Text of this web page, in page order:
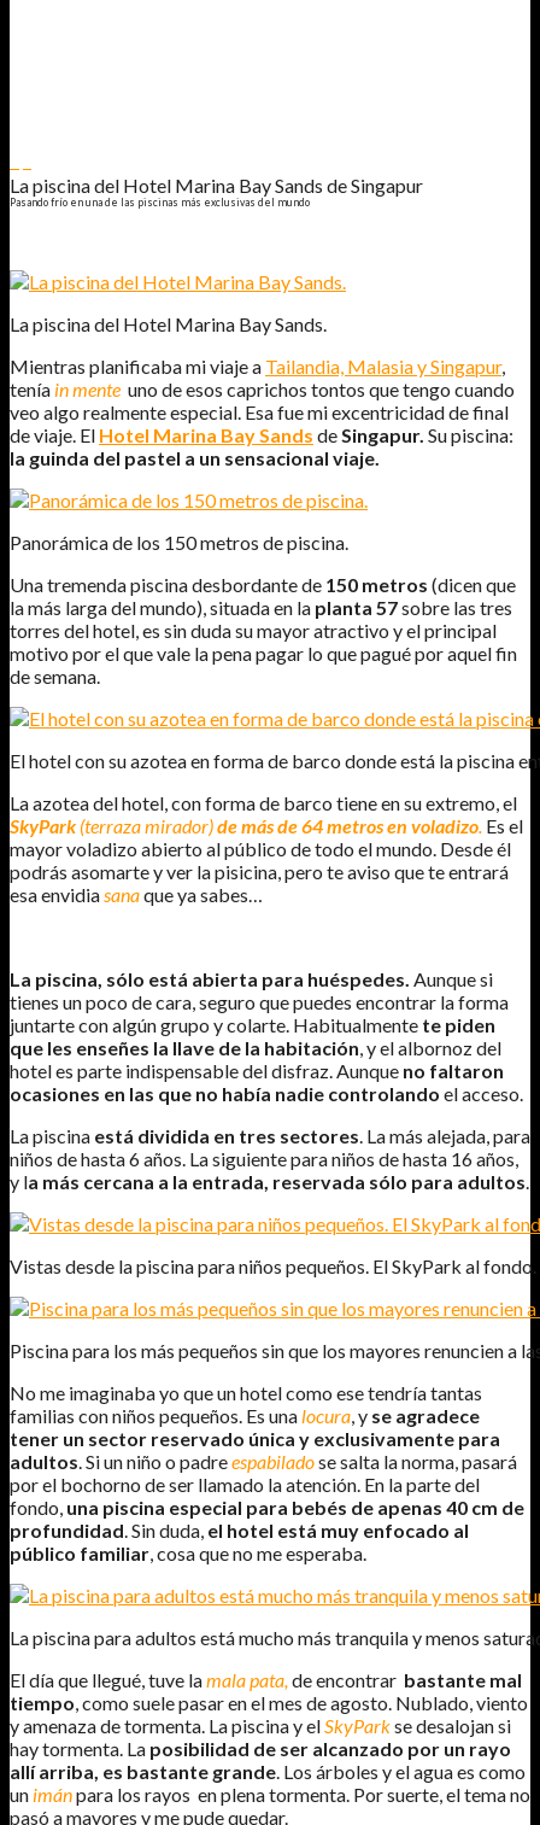
La piscina del Hotel Marina Bay Sands de Singapur
Pasando frío en una de las piscinas más exclusivas del mundo
La piscina del Hotel Marina Bay Sands.
Mientras planificaba mi viaje a Tailandia, Malasia y Singapur,
tenía in mente uno de esos caprichos tontos que tengo cuando
veo algo realmente especial. Esa fue mi excentricidad de final
de viaje. El Hotel Marina Bay Sands deSingapur. Su piscina:
la guinda del pastel a un sensacional viaje.
Panorámica de los 150 metros de piscina.
Una tremenda piscina desbordante de 150 metros (dicen que
la más larga del mundo), situada en la planta 57sobre las tres
torres del hotel, es sin duda su mayor atractivo y el principal
motivo por el que vale la pena pagar lo que pagué por aquel fin
de semana.
El hotel con su azotea en forma de barco donde está la piscina
La azotea del hotel, con forma de barco tiene en su extremo, el
SkyPark(terraza mirador)de más de 64 metros en voladizo. Es el
mayor voladizo abierto al público de todo el mundo. Desde él
podrás asomarte y ver la pisicina, pero te aviso que te entrará
esa envidiasanaque ya sabes…
La piscina, sólo está abierta para huéspedes. Aunque si
tienes un poco de cara, seguro que puedes encontrar la forma
juntarte con algún grupo y colarte. Habitualmente te piden
que les enseñes la llave de la habitación, y el albornoz del
hotel es parte indispensable del disfraz. Aunque no faltaron
ocasiones en las que no había nadie controlando el acceso.
La piscina está dividida en tres sectores. La más alejada, para
niños de hasta 6 años. La siguiente para niños de hasta 16 años,
y la más cercana a la entrada, reservada sólo para adultos.
Vistas desde la piscina para niños pequeños. El SkyPark al fondo.
Piscina para los más pequeños sin que los mayores renuncien a
No me imaginaba yo que un hotel como ese tendría tantas
familias con niños pequeños. Es unalocura, y se agradece
tener un sector reservado única y exclusivamente para
adultos. Si un niño o padreespabiladose salta la norma, pasará
por el bochorno de ser llamado la atención. En la parte del
fondo, una piscina especial para bebés de apenas 40 cm de
profundidad. Sin duda, el hotel está muy enfocado al
público familiar, cosa que no me esperaba.
La piscina para adultos está mucho más tranquila y menos
El día que llegué, tuve lamala pata,de encontrar bastante mal
tiempo, como suele pasar en el mes de agosto. Nublado, viento
y amenaza de tormenta. La piscina y elSkyParkse desalojan si
hay tormenta. La posibilidad de ser alcanzado por un rayo
allí arriba, es bastante grande. Los árboles y el agua es como
un imánpara los rayos en plena tormenta. Por suerte, el tema no
pasó a mayores y me pude quedar.